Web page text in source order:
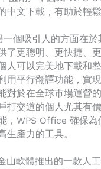
中文下載，有助於輕鬆
個吸引人的方面在於
了更聰明、更快捷、
人可以完美地下載和
用平行翻譯功能，實
對於在全球市場運營
打交道的個人尤其有
，WPS Office 確保為
生產力的工具。
山軟體推出的一款人